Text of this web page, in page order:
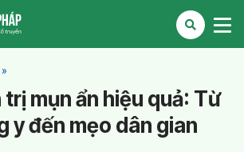
»
mụn ẩn hiệu quả: Từ
y đến mẹo dân gian